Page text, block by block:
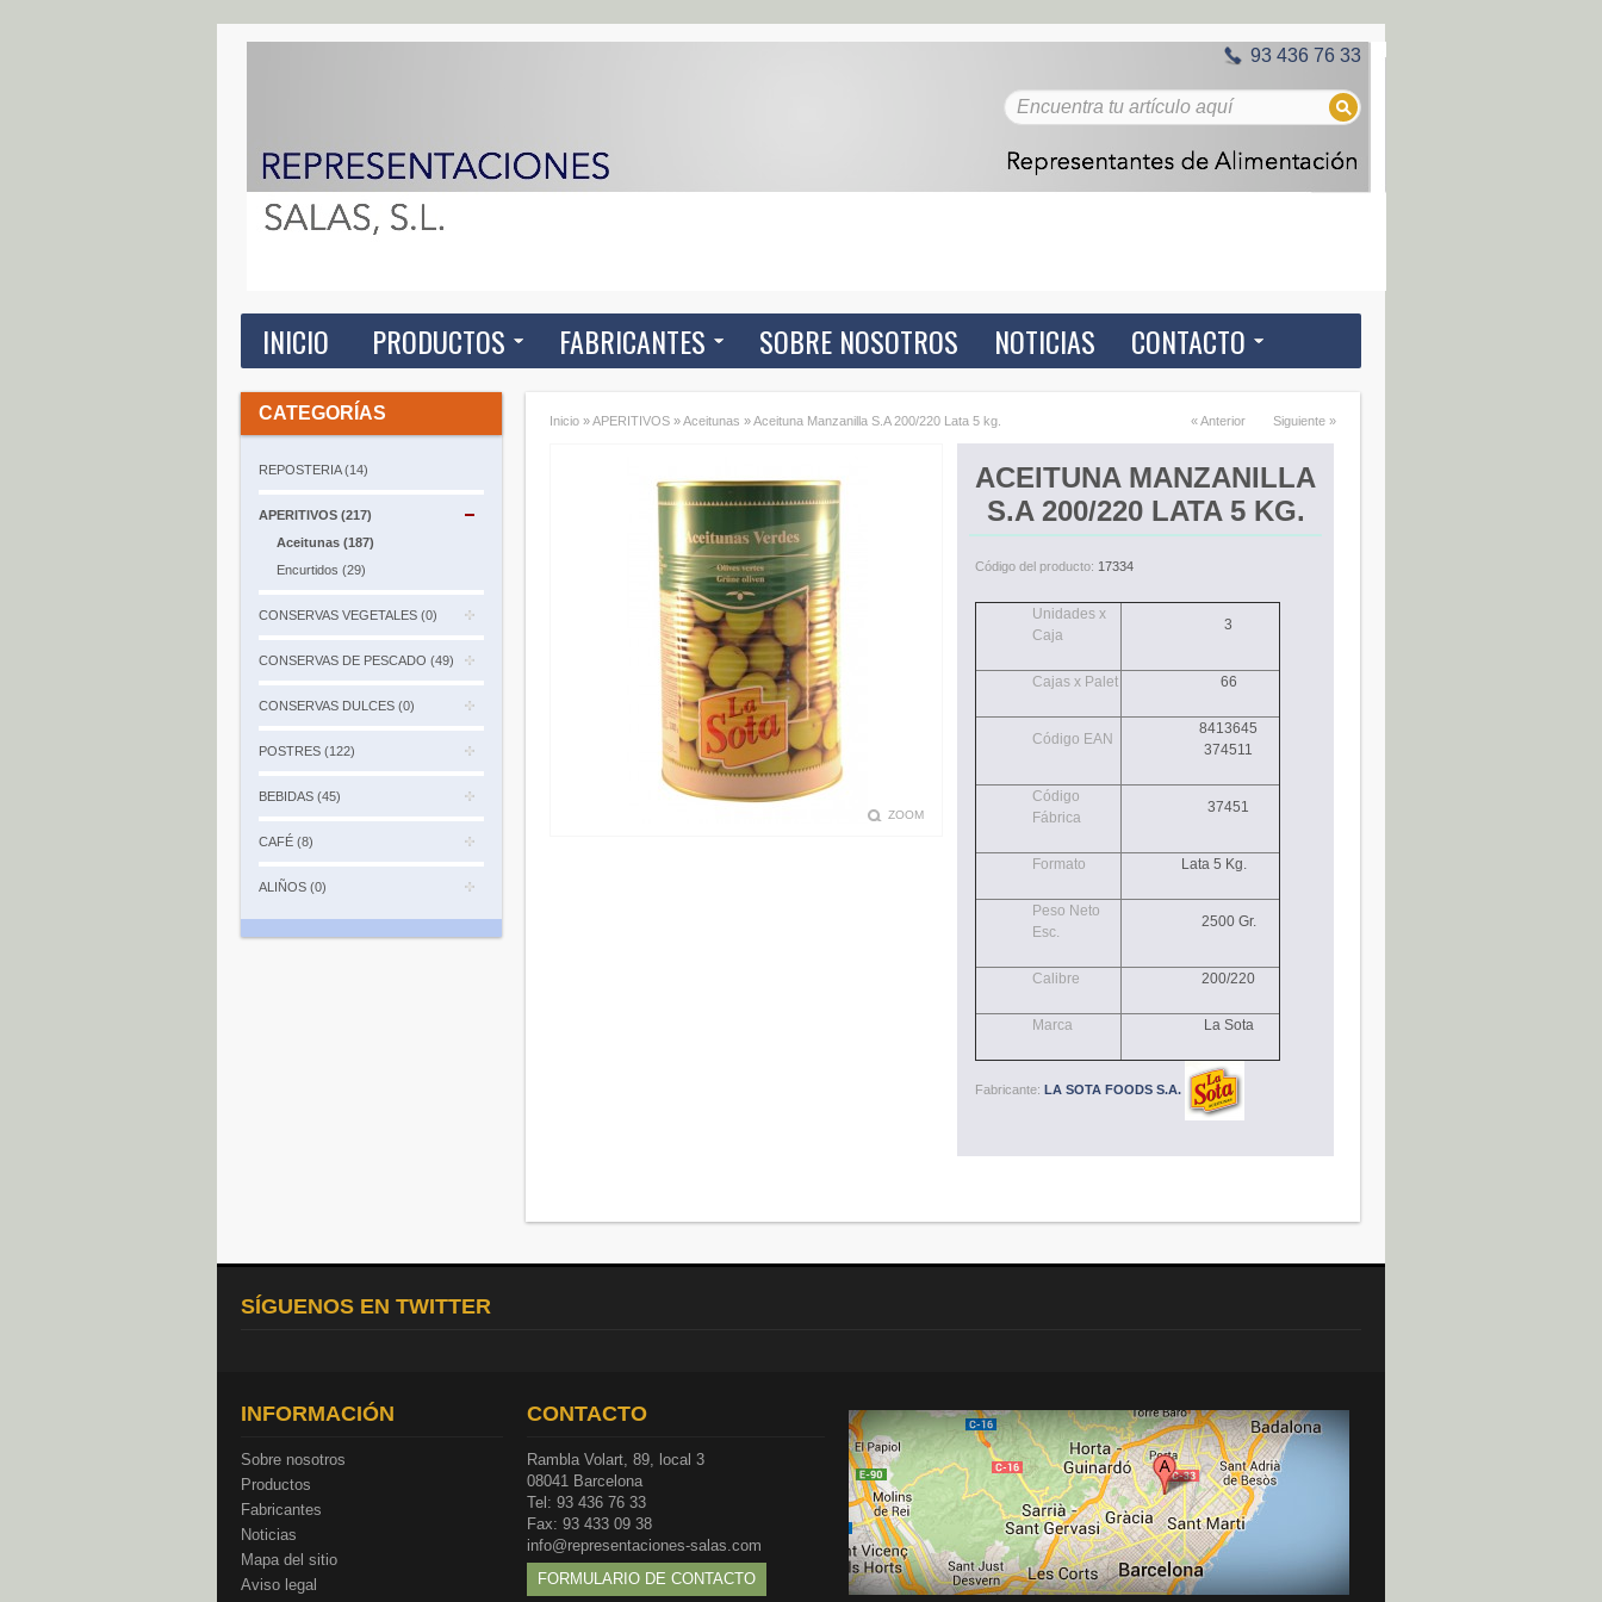
93 436 76 33
INICIO PRODUCTOS FABRICANTES SOBRE NOSOTROS NOTICIAS CONTACTO
CATEGORÍAS
REPOSTERIA (14)
APERITIVOS (217)
Aceitunas (187)
Encurtidos (29)
CONSERVAS VEGETALES (0)
CONSERVAS DE PESCADO (49)
CONSERVAS DULCES (0)
POSTRES (122)
BEBIDAS (45)
CAFÉ (8)
ALIÑOS (0)
Inicio »APERITIVOS »Aceitunas »Aceituna Manzanilla S.A 200/220 Lata 5 kg. « Anterior Siguiente »
ZOOM
ACEITUNA MANZANILLA
S.A 200/220 LATA 5 KG.
Código del producto: 17334
Unidades x
Caja
3
Cajas x Palet 66
Código EAN
8413645
374511
Código
Fábrica
37451
Formato Lata 5 Kg.
Peso Neto
Esc.
2500 Gr.
Calibre 200/220
Marca La Sota
Fabricante: LA SOTA FOODS S.A.
SÍGUENOS EN TWITTER
INFORMACIÓN
Sobre nosotros
Productos
Fabricantes
Noticias
Mapa del sitio
Aviso legal
CONTACTO
Rambla Volart, 89, local 3
08041 Barcelona
Tel: 93 436 76 33
Fax: 93 433 09 38
info@representaciones-salas.com
FORMULARIO DE CONTACTO